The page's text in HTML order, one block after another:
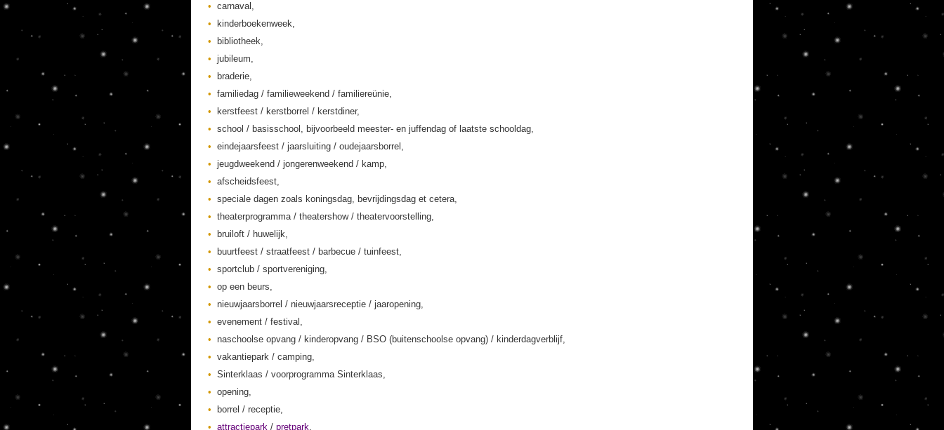
carnaval,
kinderboekenweek,
bibliotheek,
jubileum,
braderie,
familiedag / familieweekend / familiereünie,
kerstfeest / kerstborrel / kerstdiner,
school / basisschool, bijvoorbeeld meester- en juffendag of laatste schooldag,
eindejaarsfeest / jaarsluiting / oudejaarsborrel,
jeugdweekend / jongerenweekend / kamp,
afscheidsfeest,
speciale dagen zoals koningsdag, bevrijdingsdag et cetera,
theaterprogramma / theatershow / theatervoorstelling,
bruiloft / huwelijk,
buurtfeest / straatfeest / barbecue / tuinfeest,
sportclub / sportvereniging,
op een beurs,
nieuwjaarsborrel / nieuwjaarsreceptie / jaaropening,
evenement / festival,
naschoolse opvang / kinderopvang / BSO (buitenschoolse opvang) / kinderdagverblijf,
vakantiepark / camping,
Sinterklaas / voorprogramma Sinterklaas,
opening,
borrel / receptie,
attractiepark / pretpark,